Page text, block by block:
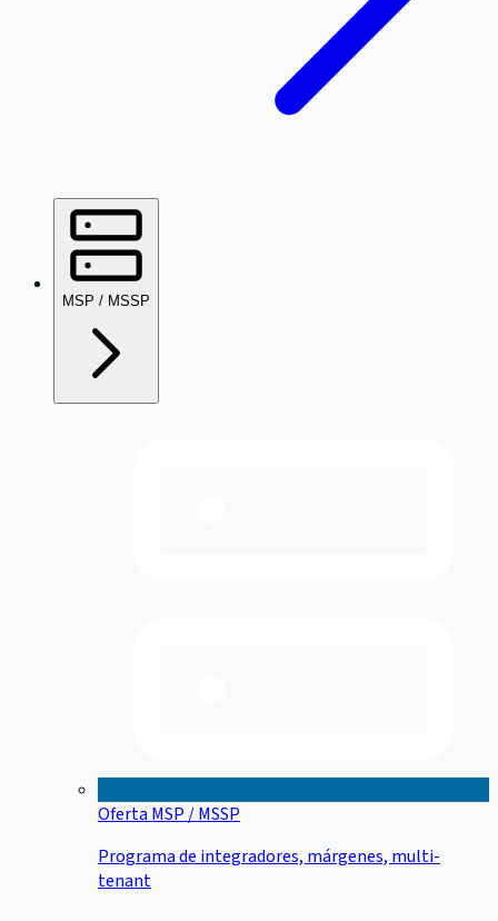
MSP / MSSP
Oferta MSP / MSSP
Programa de integradores, márgenes, multi-
tenant